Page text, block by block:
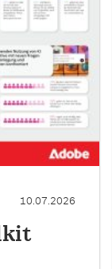
10.07.2026